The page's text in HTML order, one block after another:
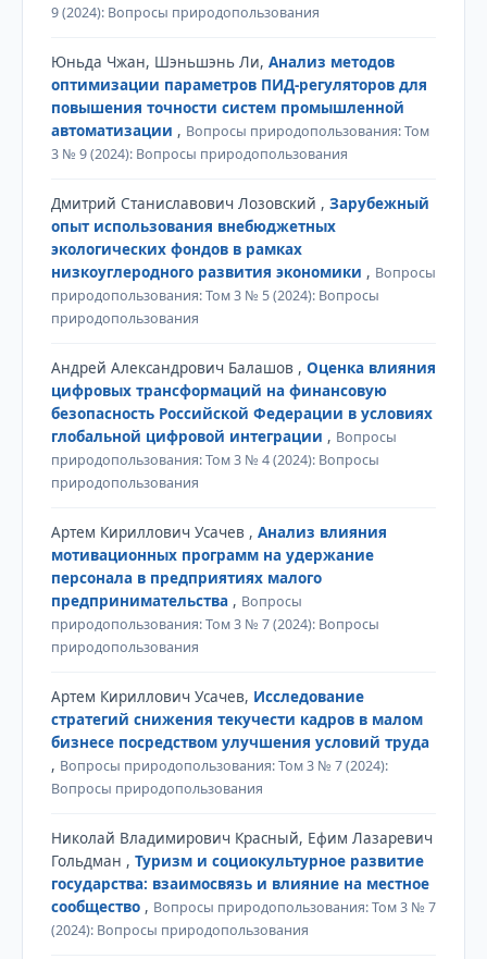
9 (2024): Вопросы природопользования
Юньда Чжан, Шэньшэнь Ли, Анализ методов
оптимизации параметров ПИД-регуляторов для
повышения точности систем промышленной
автоматизации , Вопросы природопользования: Том
3 № 9 (2024): Вопросы природопользования
Дмитрий Станиславович Лозовский , Зарубежный
опыт использования внебюджетных
экологических фондов в рамках
низкоуглеродного развития экономики , Вопросы
природопользования: Том 3 № 5 (2024): Вопросы
природопользования
Андрей Александрович Балашов , Оценка влияния
цифровых трансформаций на финансовую
безопасность Российской Федерации в условиях
глобальной цифровой интеграции , Вопросы
природопользования: Том 3 № 4 (2024): Вопросы
природопользования
Артем Кириллович Усачев , Анализ влияния
мотивационных программ на удержание
персонала в предприятиях малого
предпринимательства , Вопросы
природопользования: Том 3 № 7 (2024): Вопросы
природопользования
Артем Кириллович Усачев, Исследование
стратегий снижения текучести кадров в малом
бизнесе посредством улучшения условий труда
, Вопросы природопользования: Том 3 № 7 (2024):
Вопросы природопользования
Николай Владимирович Красный, Ефим Лазаревич
Гольдман , Туризм и социокультурное развитие
государства: взаимосвязь и влияние на местное
сообщество , Вопросы природопользования: Том 3 № 7
(2024): Вопросы природопользования